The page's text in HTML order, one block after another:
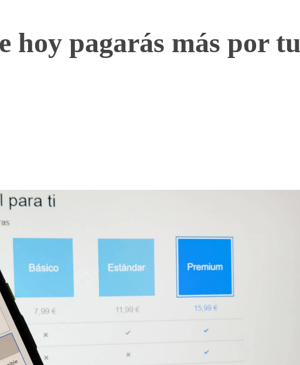
hoy pagarás más por tu